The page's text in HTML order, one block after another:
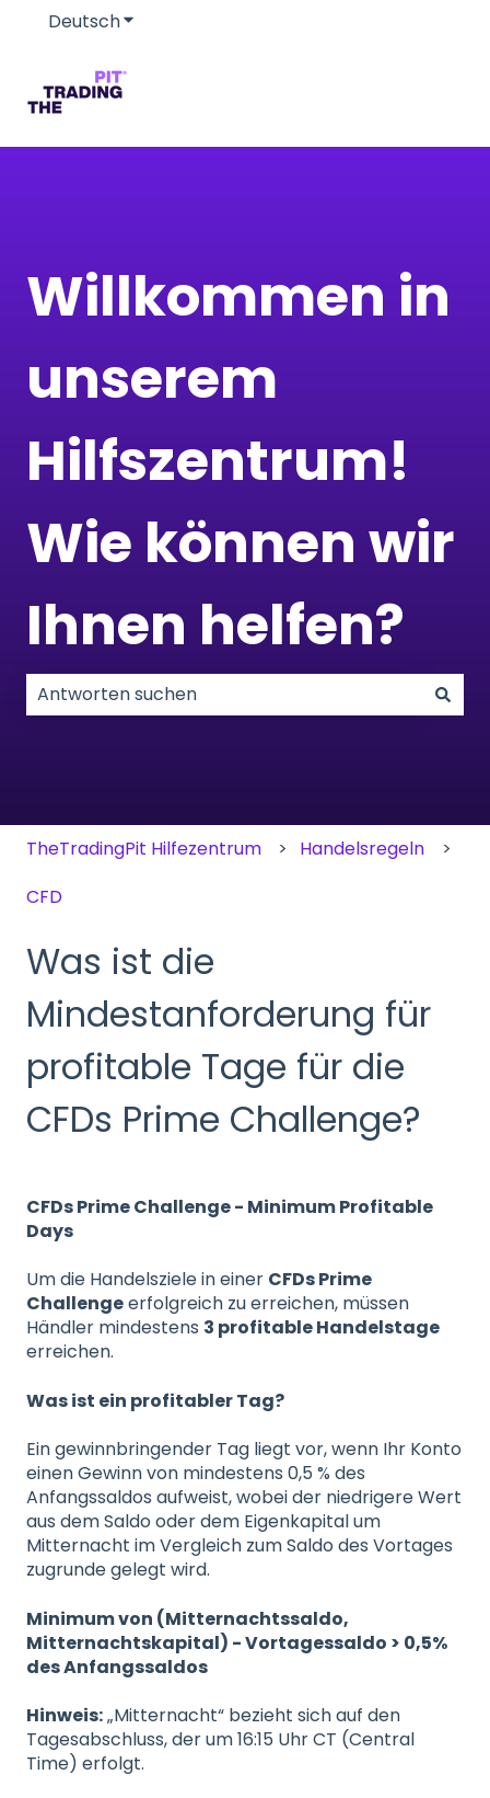
DeutschUntermenü für Übersetzungen anzeigen
Willkommen in
unserem
Hilfszentrum!
Wie können wir
Ihnen helfen?
TheTradingPit Hilfezentrum
Handelsregeln
CFD
Was ist die
Mindestanforderung für
profitable Tage für die
CFDs Prime Challenge?
CFDs Prime Challenge - Minimum Profitable
Days
Um die Handelsziele in einer CFDs Prime
Challengeerfolgreich zu erreichen, müssen
Händler mindestens 3 profitable Handelstage
erreichen.
Was ist ein profitabler Tag?
Ein gewinnbringender Tag liegt vor, wenn Ihr Konto
einen Gewinn von mindestens 0,5 % des
Anfangssaldos aufweist, wobei der niedrigere Wert
aus dem Saldo oder dem Eigenkapital um
Mitternacht im Vergleich zum Saldo des Vortages
zugrunde gelegt wird.
Minimum von (Mitternachtssaldo,
Mitternachtskapital) - Vortagessaldo > 0,5%
des Anfangssaldos
Hinweis:„Mitternacht“ bezieht sich auf den
Tagesabschluss, der um 16:15 Uhr CT (Central
Time) erfolgt.